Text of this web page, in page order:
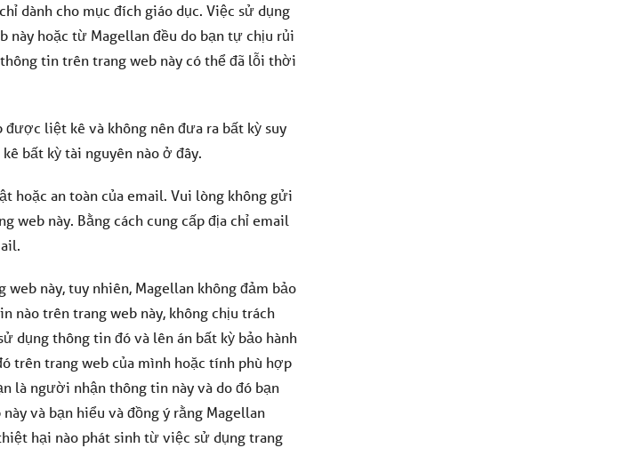
dành cho mục đích giáo dục. Việc sử dụng
này hoặc từ Magellan đều do bạn tự chịu rủi
tin trên trang web này có thể đã lỗi thời
liệt kê và không nên đưa ra bất kỳ suy
bất kỳ tài nguyên nào ở đây.
hoặc an toàn của email. Vui lòng không gửi
web này. Bằng cách cung cấp địa chỉ email
này, tuy nhiên, Magellan không đảm bảo
nào trên trang web này, không chịu trách
dụng thông tin đó và lên án bất kỳ bảo hành
trên trang web của mình hoặc tính phù hợp
là người nhận thông tin này và do đó bạn
và bạn hiểu và đồng ý rằng Magellan
hại nào phát sinh từ việc sử dụng trang